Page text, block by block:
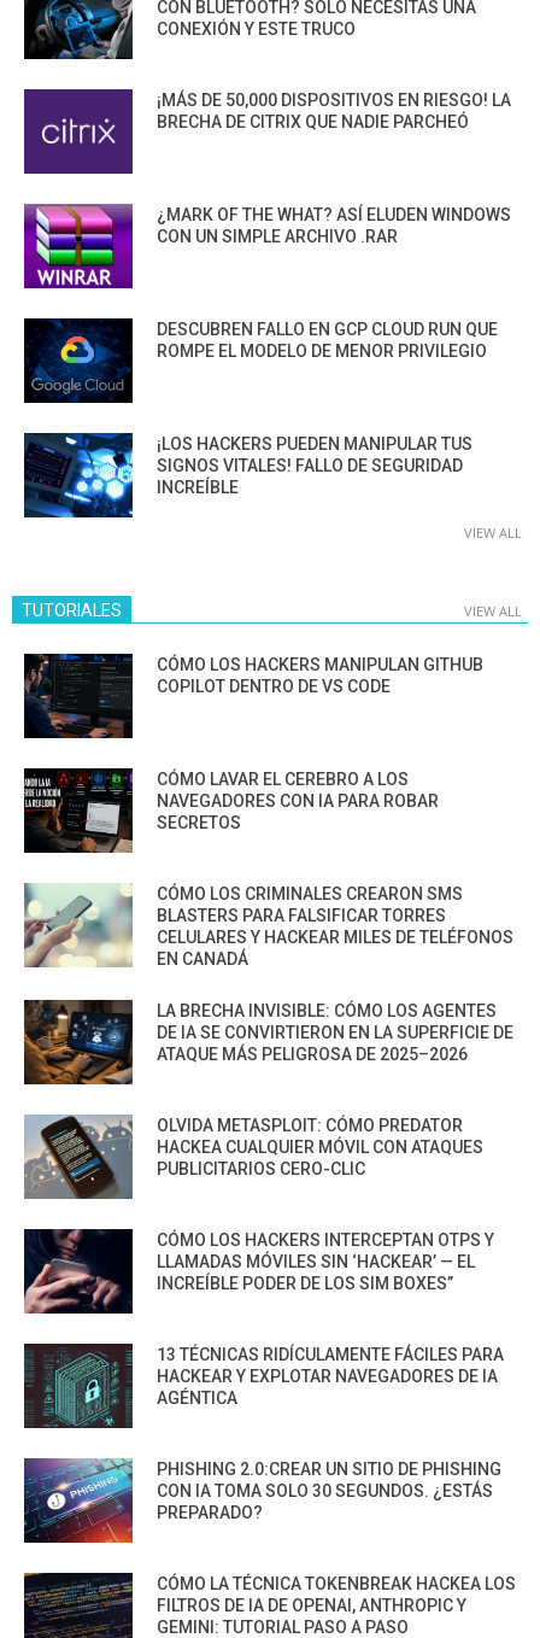
CON BLUETOOTH? SOLO NECESITAS UNA
CONEXIÓN Y ESTE TRUCO
¡MÁS DE 50,000 DISPOSITIVOS EN RIESGO! LA
BRECHA DE CITRIX QUE NADIE PARCHEÓ
¿MARK OF THE WHAT? ASÍ ELUDEN WINDOWS
CON UN SIMPLE ARCHIVO .RAR
DESCUBREN FALLO EN GCP CLOUD RUN QUE
ROMPE EL MODELO DE MENOR PRIVILEGIO
¡LOS HACKERS PUEDEN MANIPULAR TUS
SIGNOS VITALES! FALLO DE SEGURIDAD
INCREÍBLE
VIEW ALL
TUTORIALES VIEW ALL
CÓMO LOS HACKERS MANIPULAN GITHUB
COPILOT DENTRO DE VS CODE
CÓMO LAVAR EL CEREBRO A LOS
NAVEGADORES CON IA PARA ROBAR
SECRETOS
CÓMO LOS CRIMINALES CREARON SMS
BLASTERS PARA FALSIFICAR TORRES
CELULARES Y HACKEAR MILES DE TELÉFONOS
EN CANADÁ
LA BRECHA INVISIBLE: CÓMO LOS AGENTES
DE IA SE CONVIRTIERON EN LA SUPERFICIE DE
ATAQUE MÁS PELIGROSA DE 2025–2026
OLVIDA METASPLOIT: CÓMO PREDATOR
HACKEA CUALQUIER MÓVIL CON ATAQUES
PUBLICITARIOS CERO-CLIC
CÓMO LOS HACKERS INTERCEPTAN OTPS Y
LLAMADAS MÓVILES SIN ‘HACKEAR’ — EL
INCREÍBLE PODER DE LOS SIM BOXES”
13 TÉCNICAS RIDÍCULAMENTE FÁCILES PARA
HACKEAR Y EXPLOTAR NAVEGADORES DE IA
AGÉNTICA
PHISHING 2.0:CREAR UN SITIO DE PHISHING
CON IA TOMA SOLO 30 SEGUNDOS. ¿ESTÁS
PREPARADO?
CÓMO LA TÉCNICA TOKENBREAK HACKEA LOS
FILTROS DE IA DE OPENAI, ANTHROPIC Y
GEMINI: TUTORIAL PASO A PASO